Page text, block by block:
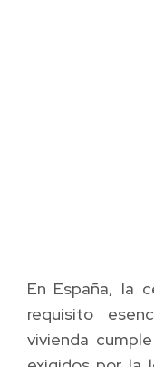
En España, la
requisito
vivienda